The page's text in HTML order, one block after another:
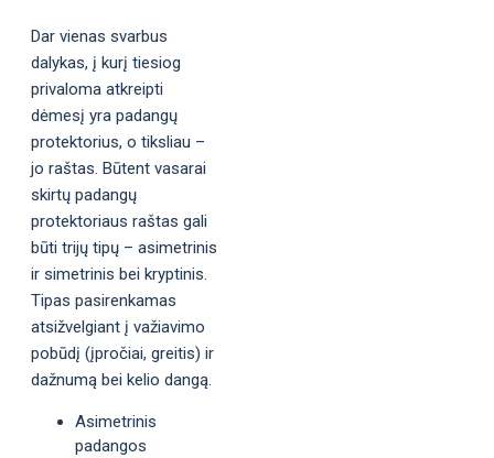
Dar vienas svarbus
dalykas, į kurį tiesiog
privaloma atkreipti
dėmesį yra padangų
protektorius, o tiksliau –
jo raštas. Būtent vasarai
skirtų padangų
protektoriaus raštas gali
būti trijų tipų – asimetrinis
ir simetrinis bei kryptinis.
Tipas pasirenkamas
atsižvelgiant į važiavimo
pobūdį (įpročiai, greitis) ir
dažnumą bei kelio dangą.
Asimetrinis
padangos